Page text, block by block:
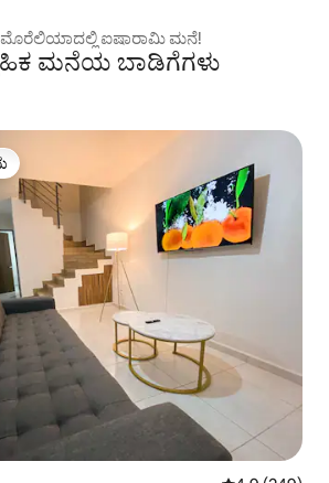
ಐಷಾರಾಮಿ ಮನೆ!
ಮನೆಯ ಬಾಡಿಗೆಗಳು